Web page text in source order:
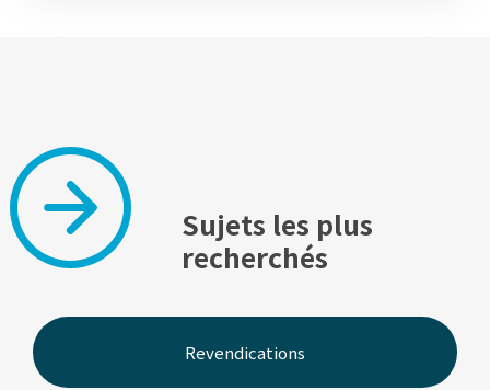
Sujets les plus
recherchés
Revendications